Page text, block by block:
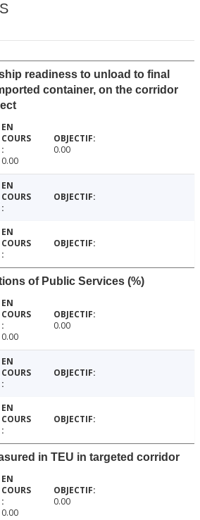
readiness to unload to final
container, on the corridor
0.00
0.00
of Public Services (%)
0.00
0.00
in TEU in targeted corridor
0.00
0.00